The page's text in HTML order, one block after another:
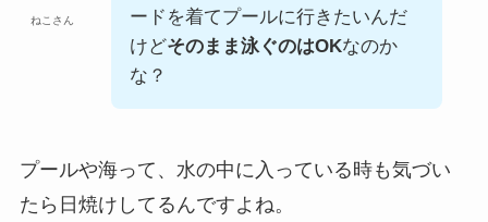
ねこさん
ードを着てプールに行きたいんだ
けどそのまま泳ぐのはOKなのか
な？
プールや海って、水の中に入っている時も気づい
たら日焼けしてるんですよね。